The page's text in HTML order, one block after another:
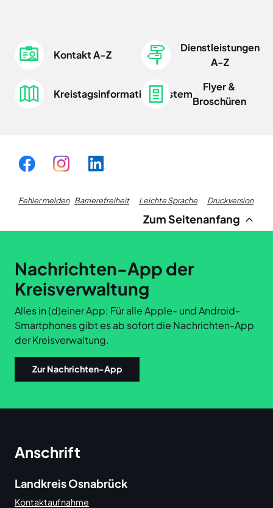
Kontakt A-Z
Dienstleistungen
A-Z
Kreistagsinformationssystem
Flyer &
Broschüren
Fehler melden Fußzeile
Links
Barrierefreiheit Leichte Sprache Druckversion
Zum Seitenanfang
Nachrichten-App der
Kreisverwaltung
Alles in (d)einer App: Für alle Apple- und Android-
Smartphones gibt es ab sofort die Nachrichten-App
der Kreisverwaltung.
Zur Nachrichten-App
Anschrift
Landkreis Osnabrück
Kontaktaufnahme